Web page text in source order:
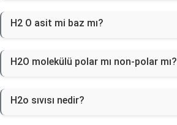
H2 O asit mi baz mı?
H2O molekülü polar mı non-polar mı?
H2o sıvısı nedir?